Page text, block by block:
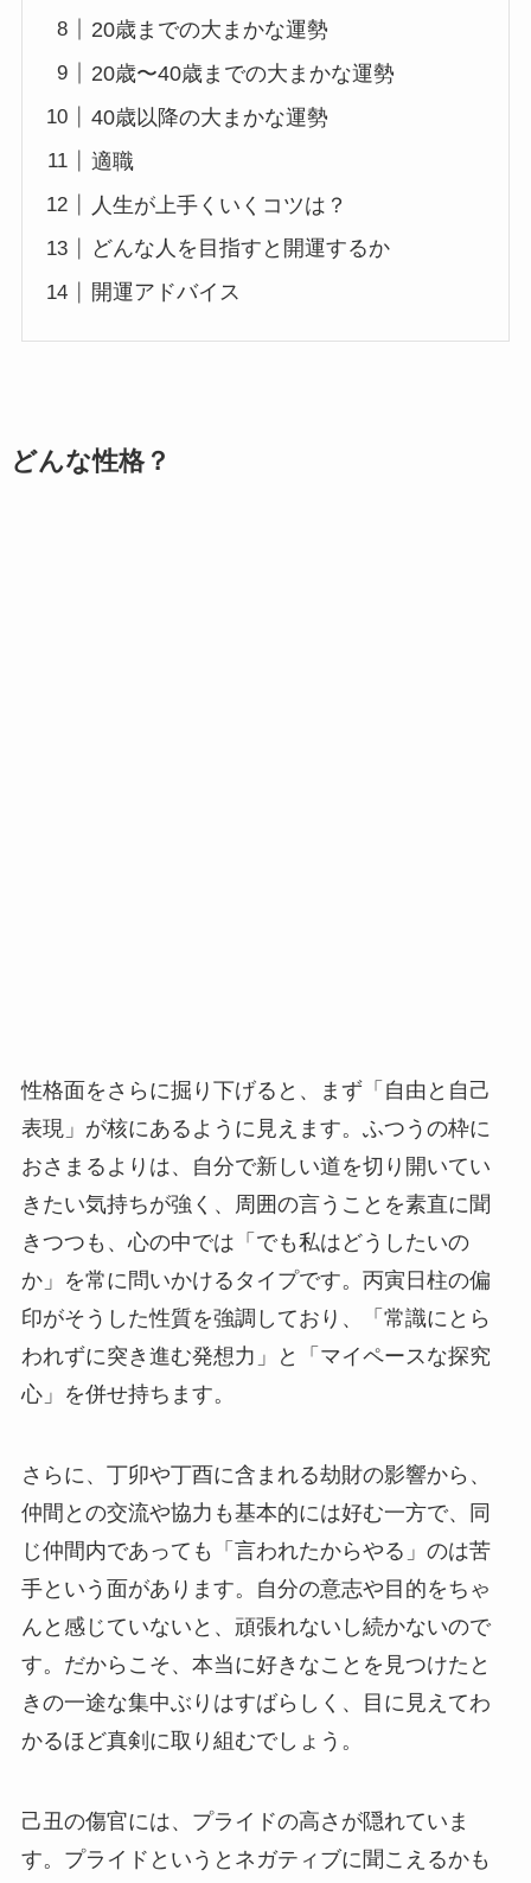
20歳までの大まかな運勢
20歳〜40歳までの大まかな運勢
40歳以降の大まかな運勢
適職
人生が上手くいくコツは？
どんな人を目指すと開運するか
開運アドバイス
どんな性格？
性格面をさらに掘り下げると、まず「自由と自己
表現」が核にあるように見えます。ふつうの枠に
おさまるよりは、自分で新しい道を切り開いてい
きたい気持ちが強く、周囲の言うことを素直に聞
きつつも、心の中では「でも私はどうしたいの
か」を常に問いかけるタイプです。丙寅日柱の偏
印がそうした性質を強調しており、「常識にとら
われずに突き進む発想力」と「マイペースな探究
心」を併せ持ちます。
さらに、丁卯や丁酉に含まれる劫財の影響から、
仲間との交流や協力も基本的には好む一方で、同
じ仲間内であっても「言われたからやる」のは苦
手という面があります。自分の意志や目的をちゃ
んと感じていないと、頑張れないし続かないので
す。だからこそ、本当に好きなことを見つけたと
きの一途な集中ぶりはすばらしく、目に見えてわ
かるほど真剣に取り組むでしょう。
己丑の傷官には、プライドの高さが隠れていま
す。プライドというとネガティブに聞こえるかも